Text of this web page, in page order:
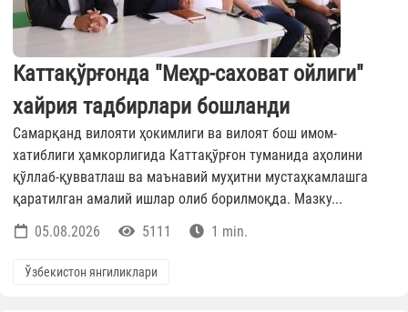
Каттақўрғонда "Меҳр-саховат ойлиги"
хайрия тадбирлари бошланди
Самарқанд вилояти ҳокимлиги ва вилоят бош имом-
хатиблиги ҳамкорлигида Каттақўрғон туманида аҳолини
қўллаб-қувватлаш ва маънавий муҳитни мустаҳкамлашга
қаратилган амалий ишлар олиб борилмоқда. Мазку...
05.08.2026
5111 1 min.
Ўзбекистон янгиликлари